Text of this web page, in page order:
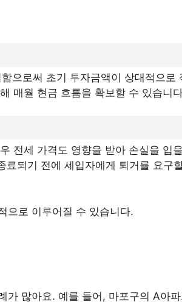
으로써 초기 투자금액이 상대적으로
매월 현금 흐름을 확보할 수 있습니
전세 가격도 영향을 받아 손실을 입
료되기 전에 세입자에게 퇴거를 요구
으로 이루어질 수 있습니다.
가 많아요. 예를 들어, 마포구의 A아